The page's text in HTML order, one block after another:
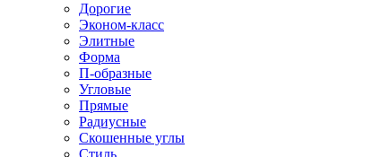
Дорогие
Эконом-класс
Элитные
Форма
П-образные
Угловые
Прямые
Радиусные
Скошенные углы
Стиль